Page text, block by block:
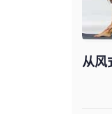
从风